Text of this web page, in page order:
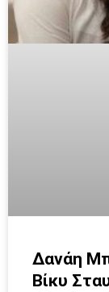
Δανάη
Βίκυ